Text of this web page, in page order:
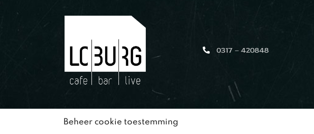
Beheer cookie toestemming
0317 – 420848